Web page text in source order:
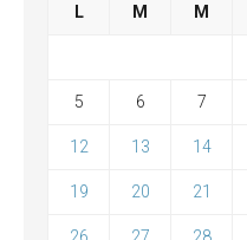
L M M
5 6 7
12 13 14
19 20 21
26 27 28